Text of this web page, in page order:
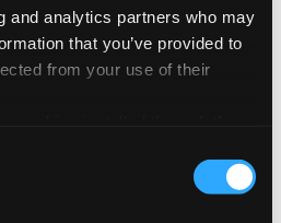
and analytics partners who may
that you’ve provided to
from your use of their
Attitude, Zeno Porno, La magnifica